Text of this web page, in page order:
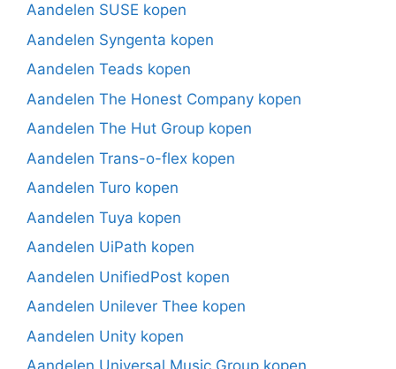
Aandelen SUSE kopen
Aandelen Syngenta kopen
Aandelen Teads kopen
Aandelen The Honest Company kopen
Aandelen The Hut Group kopen
Aandelen Trans-o-flex kopen
Aandelen Turo kopen
Aandelen Tuya kopen
Aandelen UiPath kopen
Aandelen UnifiedPost kopen
Aandelen Unilever Thee kopen
Aandelen Unity kopen